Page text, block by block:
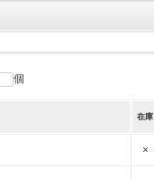
個
在庫
×